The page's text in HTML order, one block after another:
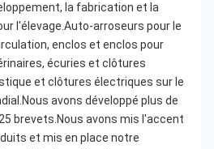
la fabrication et la
l'élevage.Auto-arroseurs pour le
enclos et enclos pour
écuries et clôtures
et clôtures électriques sur le
avons développé plus de
brevets.Nous avons mis l'accent
et mis en place notre